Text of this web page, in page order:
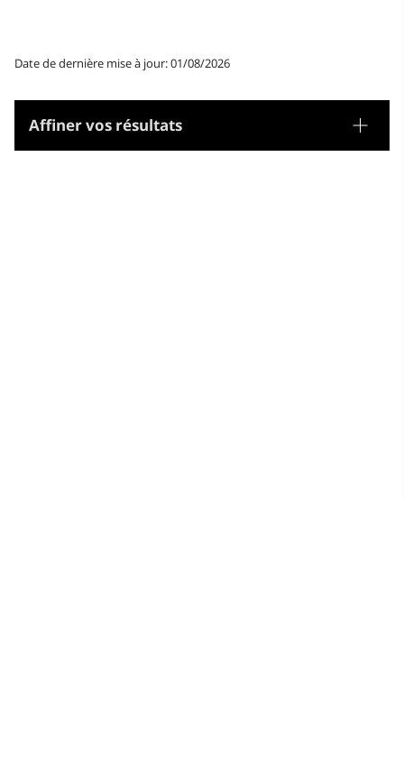
Affiner vos résultats
Tesaurus
Date de dernière mise à jour: 01/08/2026